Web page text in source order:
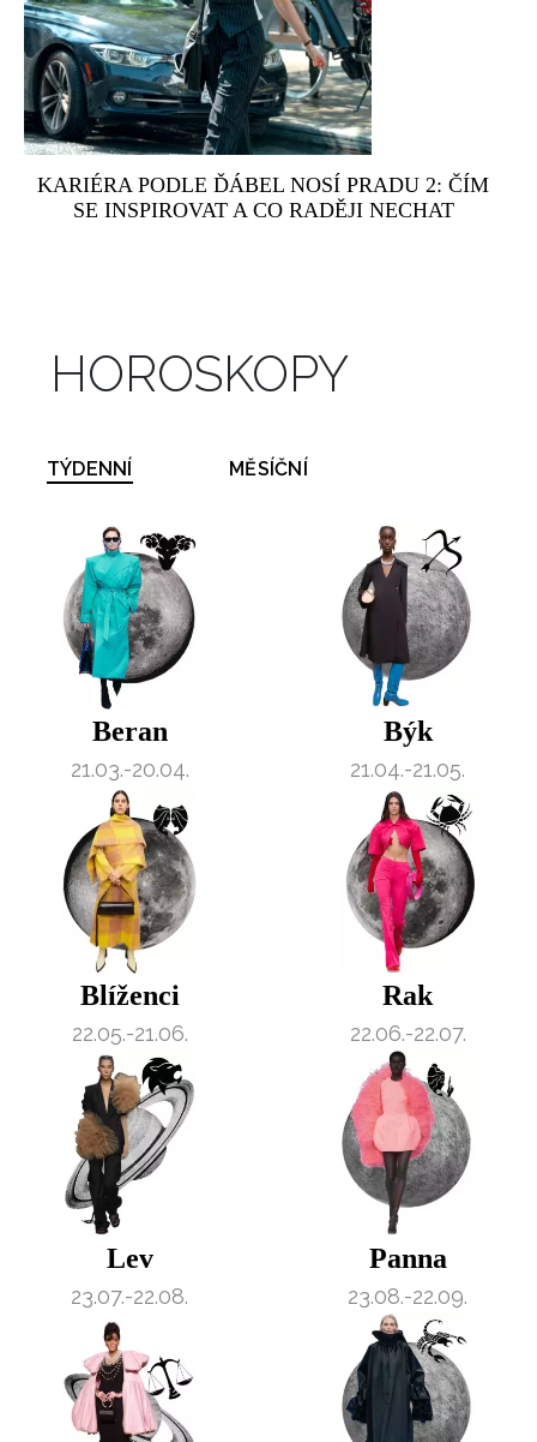
KARIÉRA PODLE ĎÁBEL NOSÍ PRADU 2: ČÍM
SE INSPIROVAT A CO RADĚJI NECHAT
HOROSKOPY
TÝDENNÍ MĚSÍČNÍ
Beran
21.03.-20.04.
Býk
21.04.-21.05.
Blíženci
22.05.-21.06.
Rak
22.06.-22.07.
Lev
23.07.-22.08.
Panna
23.08.-22.09.